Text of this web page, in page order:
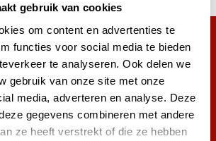
gebruik van cookies
om content en advertenties te
functies voor social media te bieden
te analyseren. Ook delen we
gebruik van onze site met onze
media, adverteren en analyse. Deze
gegevens combineren met andere
ze heeft verstrekt of die ze hebben
Kunden haben sich bereits
Newsletter an und verpasse nie wieder